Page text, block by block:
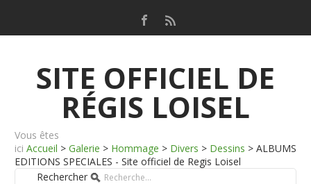
SITE OFFICIEL DE
RÉGIS LOISEL
Vous êtes
ici Accueil > Galerie > Hommage > Divers > Dessins > ALBUMS
EDITIONS SPECIALES - Site officiel de Regis Loisel
Rechercher